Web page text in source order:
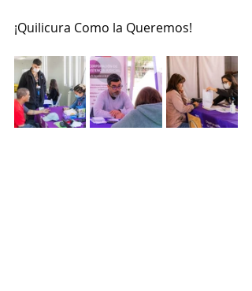
¡Quilicura Como la Queremos!